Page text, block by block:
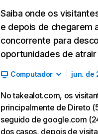
Saiba onde os
e depois de chegarem
concorrente para
oportunidades de
Computador jun. de
No takealot.com, os
principalmente de Direto
seguido de google.com
dos casos, depois de